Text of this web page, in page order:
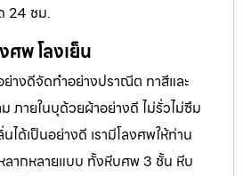
24 ชม.
พ โลงเย็น
ย่างดีจัดทำอย่างปราณีต ทาสีและ
ภายในบุด้วยผ้าอย่างดี ไม่รั่วไม่ซึม
ได้เป็นอย่างดี เรามีโลงศพให้ท่าน
ลากหลายแบบ ทั้งหีบศพ 3 ชั้น หีบ